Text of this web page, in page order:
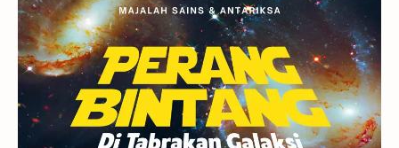
Rasi Bintang Teleskop Saturnus
GBT 2018 UFO Advertorial
Astrofotografi